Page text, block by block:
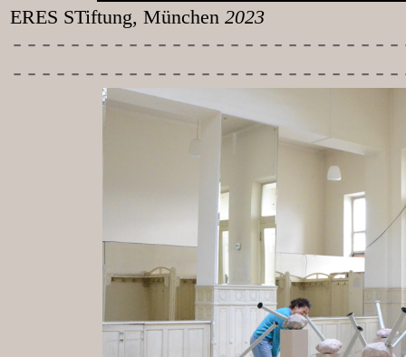
ERES STiftung, München 2023
-----------